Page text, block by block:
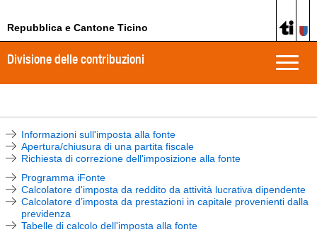
Repubblica e Cantone Ticino
Toggle
Divisione delle contribuzioni
Informazioni sull'imposta alla fonte
Apertura/chiusura di una partita fiscale
Richiesta di correzione dell'imposizione alla fonte
Programma iFonte
Calcolatore d'imposta da reddito da attività lucrativa dipendente
Calcolatore d’imposta da prestazioni in capitale provenienti dalla
previdenza
Tabelle di calcolo dell'imposta alla fonte